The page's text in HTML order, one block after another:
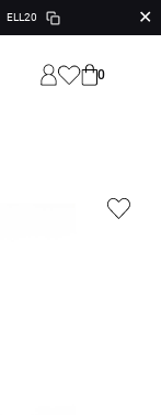
ELL20 ✕
0